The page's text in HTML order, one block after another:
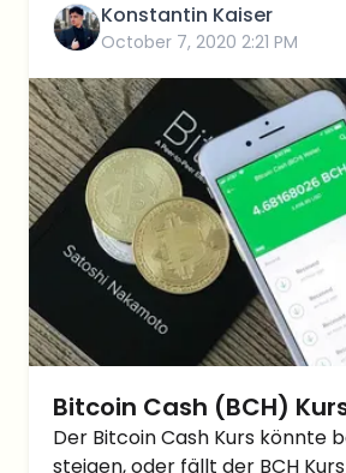
Konstantin Kaiser
October 7, 2020 2:21 PM
Bitcoin Cash (BCH)
wie tief kann der BCH
Der Bitcoin Cash Kurs könnte
steigen, oder fällt der BCH